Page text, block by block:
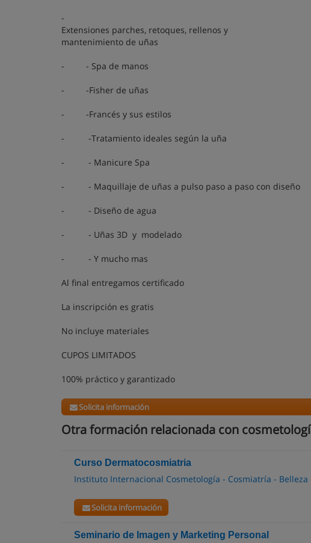
-
Extensiones parches, retoques, rellenos y
mantenimiento de uñas
- - Spa de manos
- -Fisher de uñas
- -Francés y sus estilos
- -Tratamiento ideales según la uña
- - Manicure Spa
- - Maquillaje de uñas a pulso paso a paso con diseño
- - Diseño de agua
- - Uñas 3D y modelado
- - Y mucho mas
Al final entregamos certificado
La inscripción es gratis
No incluye materiales
CUPOS LIMITADOS
100% práctico y garantizado
Solicita información
Otra formación relacionada con
Curso Dermatocosmiatria
Instituto Internacional Cosmetología - Cosmiatría -
Solicita información
Seminario de Imagen y Marketing Personal